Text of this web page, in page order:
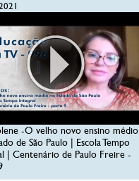
-O velho novo ensino médio
de São Paulo | Escola Tempo
| Centenário de Paulo Freire -